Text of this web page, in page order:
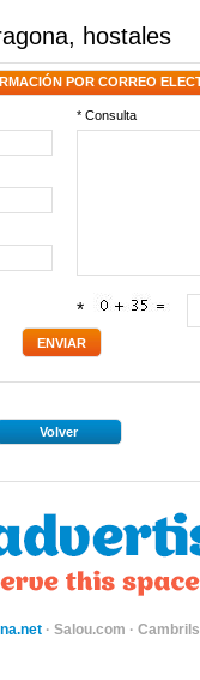
, hostales
POR CORREO
* Consulta
*
Volver
· Salou.com ·